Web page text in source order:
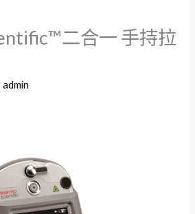
二合一 手持拉
admin